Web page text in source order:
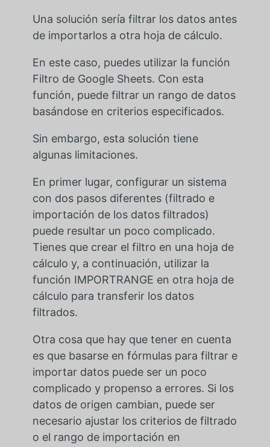
Una solución sería filtrar los datos antes
de importarlos a otra hoja de cálculo.
En este caso, puedes utilizar la función
Filtro de Google Sheets. Con esta
función, puede filtrar un rango de datos
basándose en criterios especificados.
Sin embargo, esta solución tiene
algunas limitaciones.
En primer lugar, configurar un sistema
con dos pasos diferentes (filtrado e
importación de los datos filtrados)
puede resultar un poco complicado.
Tienes que crear el filtro en una hoja de
cálculo y, a continuación, utilizar la
función IMPORTRANGE en otra hoja de
cálculo para transferir los datos
filtrados.
Otra cosa que hay que tener en cuenta
es que basarse en fórmulas para filtrar e
importar datos puede ser un poco
complicado y propenso a errores. Si los
datos de origen cambian, puede ser
necesario ajustar los criterios de filtrado
o el rango de importación en